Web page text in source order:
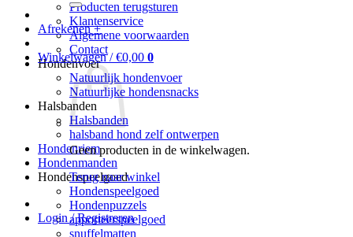
Producten terugsturen
Klantenservice
Algemene voorwaarden
Contact
Hondenvoer
Natuurlijk hondenvoer
Natuurlijke hondensnacks
Halsbanden
Halsbanden
halsband hond zelf ontwerpen
Hondenriem
Hondenmanden
Hondenspeelgoed
Hondenspeelgoed
Hondenpuzzels
apporteerspeelgoed
snuffelmatten
Afrekenen +
Winkelwagen /€0,00 0
Geen producten in de winkelwagen.
Terug naar winkel
Login / Registreren